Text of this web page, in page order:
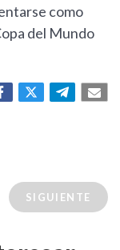
como
del Mundo
SIGUIENTE